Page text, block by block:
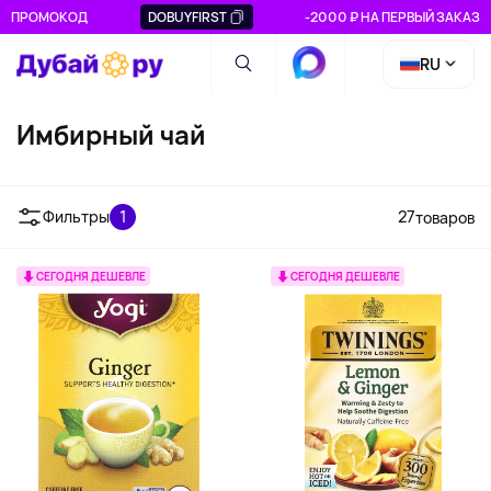
ПРОМОКОД DOBUYFIRST -2000 ₽ НА ПЕРВЫЙ ЗАКАЗ
RU
Имбирный чай
Фильтры 1 27товаров
СЕГОДНЯ ДЕШЕВЛЕ СЕГОДНЯ ДЕШЕВЛЕ